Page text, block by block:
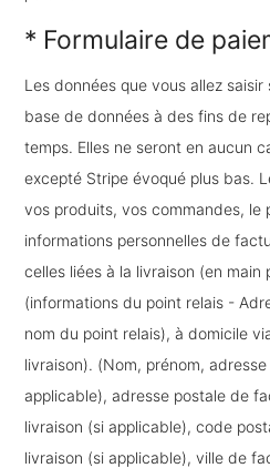
* Formulaire de
Les données que vous allez
base de données à des fins de
temps. Elles ne seront en aucun
excepté Stripe évoqué plus bas.
vos produits, vos commandes, le
informations personnelles de
celles liées à la livraison (en main
(informations du point relais -
nom du point relais), à domicile
livraison). (Nom, prénom,
applicable), adresse postale de
livraison (si applicable), code
livraison (si applicable), ville de